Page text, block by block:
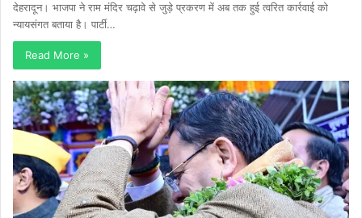
देहरादून। भाजपा ने राम मंदिर चढ़ावे से जुड़े प्रकरण में अब तक हुई त्वरित कार्रवाई को
न्यायसंगत बताया है। पार्टी…
Read More »